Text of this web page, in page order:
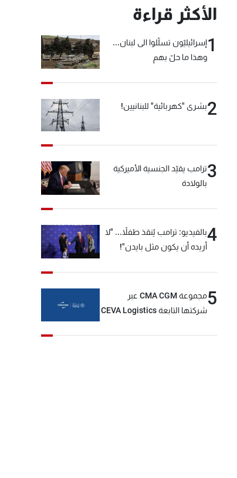
الأكثر قراءة
1إسرائيليّون تسلّلوا الى لبنان...
وهذا ما حلّ بهم
2بشرى "كهربائية" للبنانيين!
3ترامب يقيّد الجنسية الأميركية
بالولادة
4بالفيديو: ترامب يُنقذ طفلاً... "لا
أريده أن يكون مثل بايدن"!
5
مجموعة CMA CGM عبر
شركتها التابعة CEVA Logistics